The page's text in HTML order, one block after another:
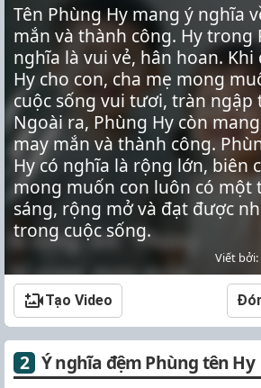
Tên Phùng Hy mang ý nghĩa
mắn và thành công. Hy trong
nghĩa là vui vẻ, hân hoan.
Hy cho con, cha mẹ mong
cuộc sống vui tươi, tràn ngập
Ngoài ra, Phùng Hy còn
may mắn và thành công.
Hy có nghĩa là rộng lớn, biên
mong muốn con luôn có một
sáng, rộng mở và đạt được
trong cuộc sống.
Viết
Tạo Video
Ý nghĩa đệm Phùng tên Hy